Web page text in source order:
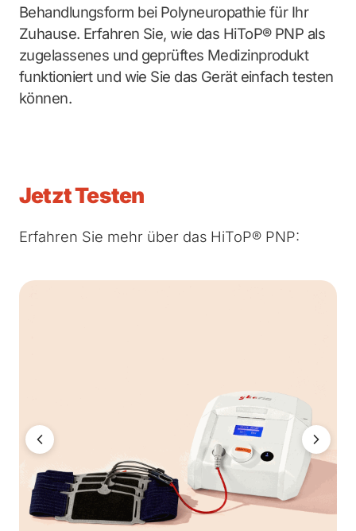
Behandlungsform bei Polyneuropathie für Ihr
Zuhause. Erfahren Sie, wie das HiToP® PNP als
zugelassenes und geprüftes Medizinprodukt
funktioniert und wie Sie das Gerät einfach testen
können.
Jetzt Testen
Erfahren Sie mehr über das HiToP® PNP: